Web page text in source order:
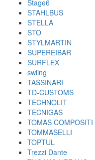
Stage6
STAHLBUS
STELLA
STO
STYLMARTIN
SUPEREIBAR
SURFLEX
swiing
TASSINARI
TD-CUSTOMS
TECHNOLIT
TECNIGAS
TOMAS COMPOSITI
TOMMASELLI
TOPTUL
Trezzi Dante